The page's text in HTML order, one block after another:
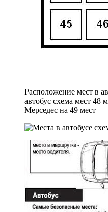
Расположение мест в
автобус схема мест 48
Мерседес на 49 мест